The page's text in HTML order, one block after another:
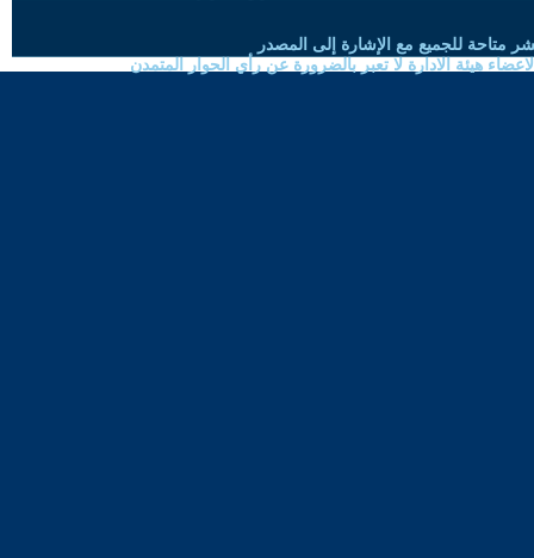
متاحة للجميع مع الإشارة إلى المصدر
هيئة الادارة لا تعبر بالضرورة عن رأي الحوار المتمدن